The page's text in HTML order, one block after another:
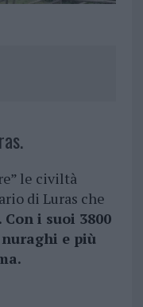
le civiltà
di Luras che
. Con i suoi 3800
e più